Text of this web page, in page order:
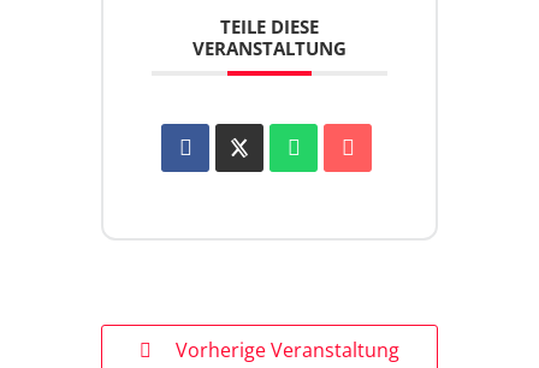
TEILE DIESE
VERANSTALTUNG
Vorherige Veranstaltung